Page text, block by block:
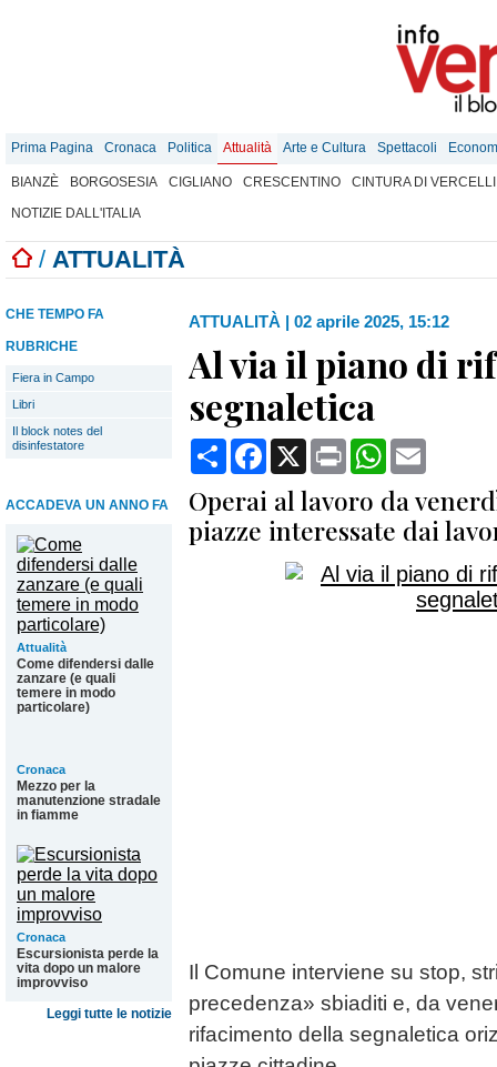
Prima Pagina Cronaca Politica Attualità Arte e Cultura Spettacoli
BIANZÈ BORGOSESIA CIGLIANO CRESCENTINO
CINTURA DI VERCELLI
NOTIZIE DALL'ITALIA
/ ATTUALITÀ
CHE TEMPO FA
RUBRICHE
Fiera in Campo
Libri
Il block notes del
disinfestatore
ACCADEVA UN ANNO FA
Attualità
Come difendersi dalle
zanzare (e quali
temere in modo
particolare)
Cronaca
Mezzo per la
manutenzione stradale
in fiamme
Cronaca
Escursionista perde la
vita dopo un malore
improvviso
Leggi tutte le notizie
ATTUALITÀ | 02 aprile 2025, 15:12
Al via il piano di
segnaletica
CondividiFacebook
X Print WhatsApp
Operai al lavoro da
piazze interessate dai
Il Comune interviene su stop,
precedenza» sbiaditi e, da
rifacimento della segnaletica